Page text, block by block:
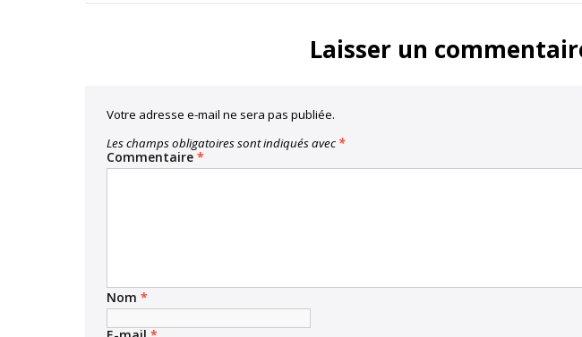
Laisser un
Votre adresse e-mail ne sera pas publiée.
Les champs obligatoires sont indiqués avec *
Commentaire *
Nom *